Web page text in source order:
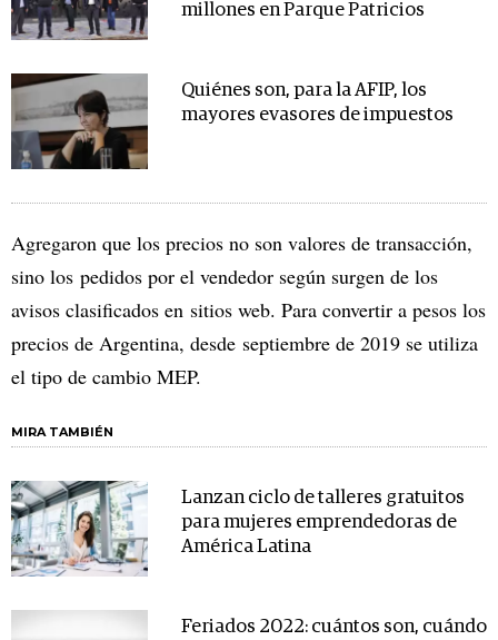
millones en Parque Patricios
Quiénes son, para la AFIP, los
mayores evasores de impuestos
Agregaron que los precios no son valores de transacción,
sino los pedidos por el vendedor según surgen de los
avisos clasificados en sitios web. Para convertir a pesos los
precios de Argentina, desde septiembre de 2019 se utiliza
el tipo de cambio MEP.
MIRA TAMBIÉN
Lanzan ciclo de talleres gratuitos
para mujeres emprendedoras de
América Latina
Feriados 2022: cuántos son, cuándo